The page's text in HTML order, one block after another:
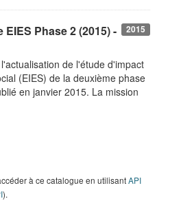
2015
Phase 2 (2015) -
de l'étude d'impact
(EIES) de la deuxième phase
en janvier 2015. La mission
à ce catalogue en utilisantAPI
).